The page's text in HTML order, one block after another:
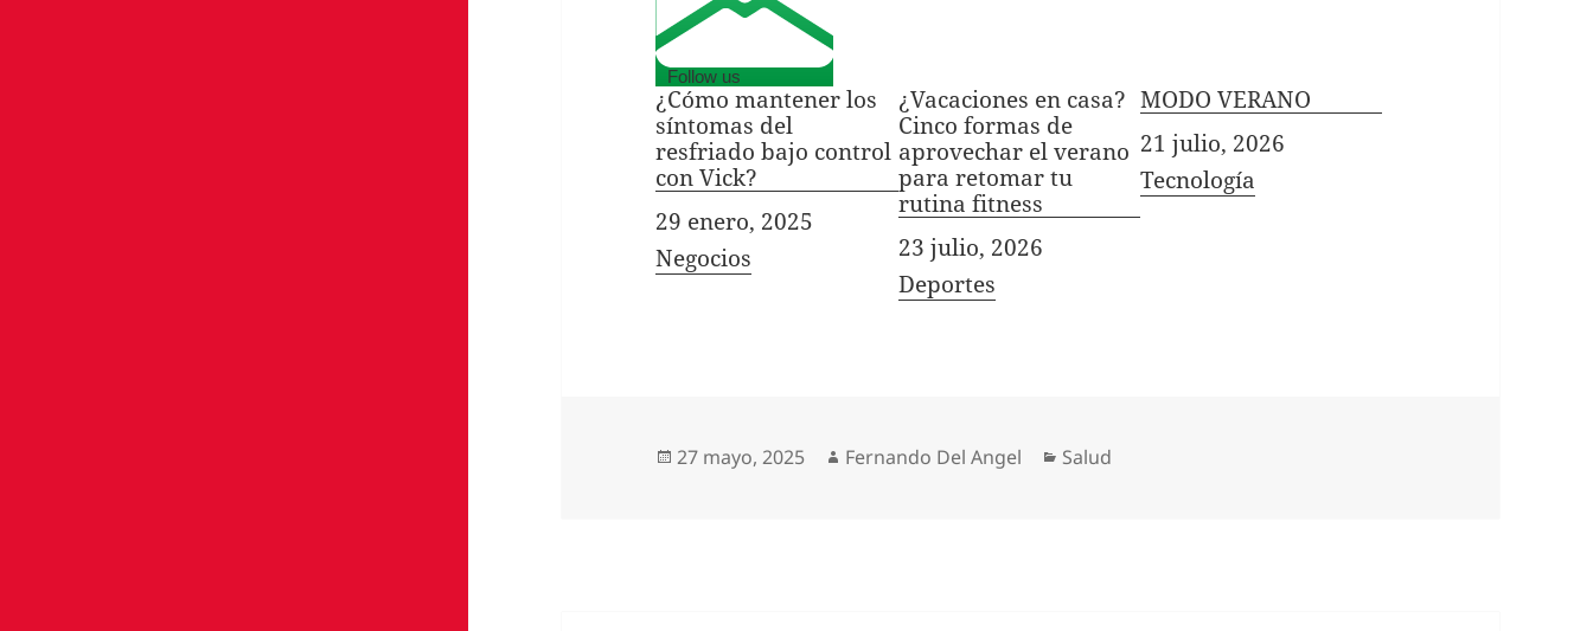
Follow us
¿Cómo mantener los
síntomas del
resfriado bajo control
con Vick?
Fecha
29 enero, 2025
In relation to
Negocios
¿Vacaciones en casa?
Cinco formas de
aprovechar el verano
para retomar tu
rutina fitness
Fecha
23 julio, 2026
In relation to
Deportes
MODO VERANO
Fecha
21 julio, 2026
In relation to
Tecnología
Publicado
27 mayo, 2025 Autor
Fernando Del Angel Categorías
Salud